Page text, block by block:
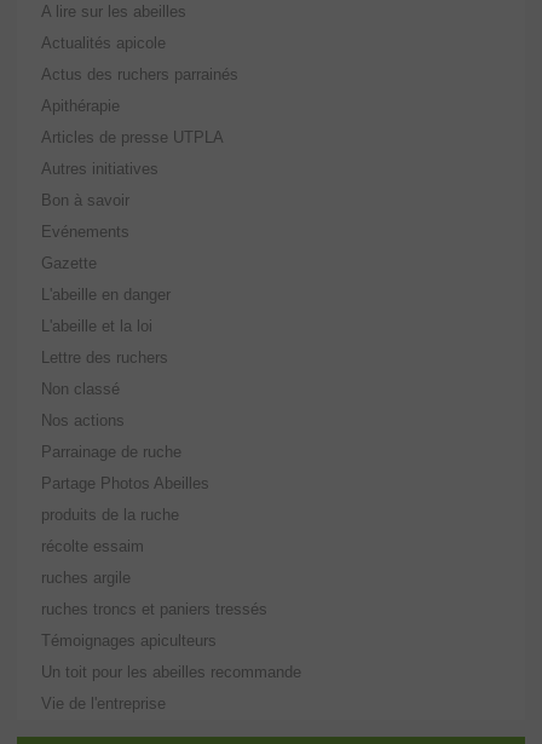
A lire sur les abeilles
Actualités apicole
Actus des ruchers parrainés
Apithérapie
Articles de presse UTPLA
Autres initiatives
Bon à savoir
Evénements
Gazette
L'abeille en danger
L'abeille et la loi
Lettre des ruchers
Non classé
Nos actions
Parrainage de ruche
Partage Photos Abeilles
produits de la ruche
récolte essaim
ruches argile
ruches troncs et paniers tressés
Témoignages apiculteurs
Un toit pour les abeilles recommande
Vie de l'entreprise